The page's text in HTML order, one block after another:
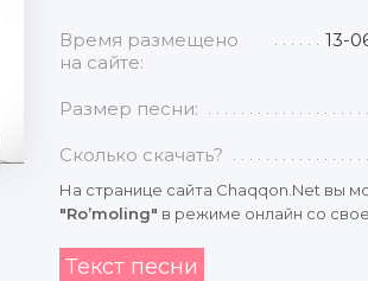
Время размещено
на сайте:
13-
Размер песни:
Сколько скачать?
На странице сайта Chaqqon.Net вы
"Ro’moling" в режиме онлайн со
Текст песни